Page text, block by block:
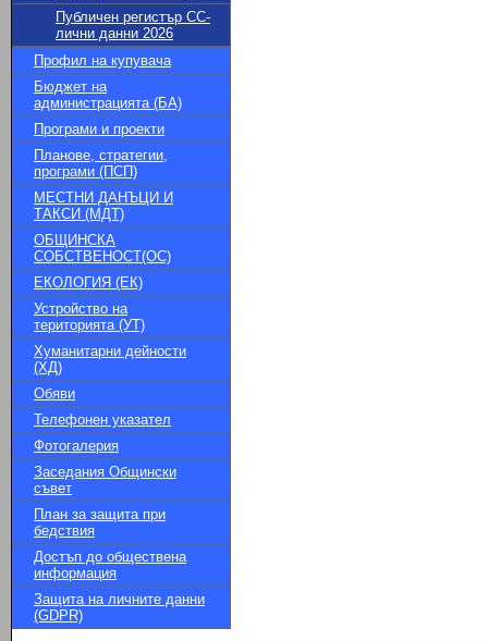
Публичен регистър СС-
лични данни 2026
Профил на купувача
Бюджет на
администрацията (БА)
Програми и проекти
Планове, стратегии,
програми (ПСП)
МЕСТНИ ДАНЪЦИ И
ТАКСИ (МДТ)
ОБЩИНСКА
СОБСТВЕНОСТ(ОС)
ЕКОЛОГИЯ (ЕК)
Устройство на
територията (УТ)
Хуманитарни дейности
(ХД)
Обяви
Телефонен указател
Фотогалерия
Заседания Общински
съвет
План за защита при
бедствия
Достъп до обществена
информация
Защита на личните данни
(GDPR)